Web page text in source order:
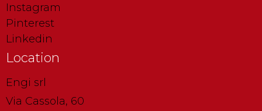
Instagram
Pinterest
Linkedin
Location
Engi srl
Via Cassola, 60